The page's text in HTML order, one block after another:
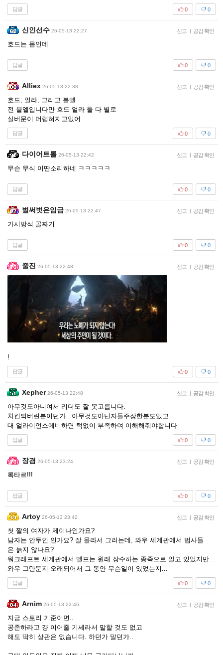
답글 0
0
신인선수 26-05-13 22:27 신고 | 공감 확인
호드는 몹인데
답글 0
0
Alliex 26-05-13 22:38 신고 | 공감 확인
호드, 얼라, 그리고 블엘
전 블엘입니다만 호드 얼라 둘 다 별로
실버문이 더럽혀지고있어
답글 0
0
다이어트롤 26-05-13 22:42 신고 | 공감 확인
무슨 무식 이딴소리하네 ㅋㅋㅋㅋㅋ
답글 0
0
벌써벗은임금 26-05-13 22:47 신고 | 공감 확인
가시방석 골짜기
답글 0
0
줄진 26-05-13 22:48 신고 | 공감 확인
!
답글 0
0
Xepher 26-05-13 22:48 신고 | 공감 확인
아무것도아니여서 리더도 잘 못고릅니다.
치킨되버린분이던가...아무것도아닌자들주장한분도있고
대 얼라이언스에비하면 턱없이 부족하여 이해해줘야합니다
답글 0
0
장겸 26-05-13 23:24 신고 | 공감 확인
록타르!!!
답글 0
0
Artoy 26-05-13 23:42 신고 | 공감 확인
첫 짤의 여자가 제이나인가요?
남자는 안두인 인가요? 잘 몰라서 그러는데, 와우 세계관에서 법사들
은 늙지 않나요?
워크래프트 세계관에서 엘프는 원래 장수하는 종족으로 알고 있었지만...
와우 그만둔지 오래되어서 그 동안 무슨일이 있었는지...
답글 0
0
Arnim 26-05-13 23:46 신고 | 공감 확인
지금 스토리 기준이면..
공존하라고 걍 이어줄 기세라서 말할 것도 없고
해도 딱히 상관은 없습니다. 하던가 말던가..